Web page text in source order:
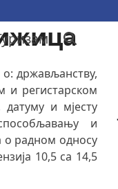
о: држављанству,
и регистарском
и мјесту
и
о радном односу
10,5 са 14,5